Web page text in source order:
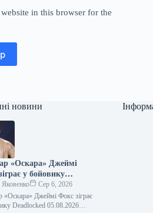
in this browser for the
новини
«Оскара» Джеймі
у бойовику
Яковенко
Сер 6, 2026
«Оскара» Джеймі Фокс зіграє
Deadlocked 05.08.2026